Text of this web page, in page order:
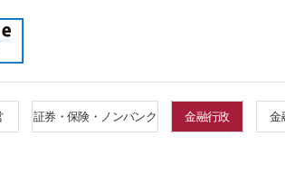
証券・保険・ノンバンク 金融行政 金